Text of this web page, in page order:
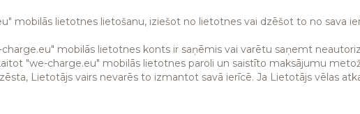
mobilās lietotnes lietošanu, iziešot no lietotnes vai dzēšot to no sava
mobilās lietotnes konts ir saņēmis vai varētu saņemt
"we-charge.eu" mobilās lietotnes paroli un saistīto maksājumu
Lietotājs vairs nevarēs to izmantot savā ierīcē. Ja Lietotājs vēlas